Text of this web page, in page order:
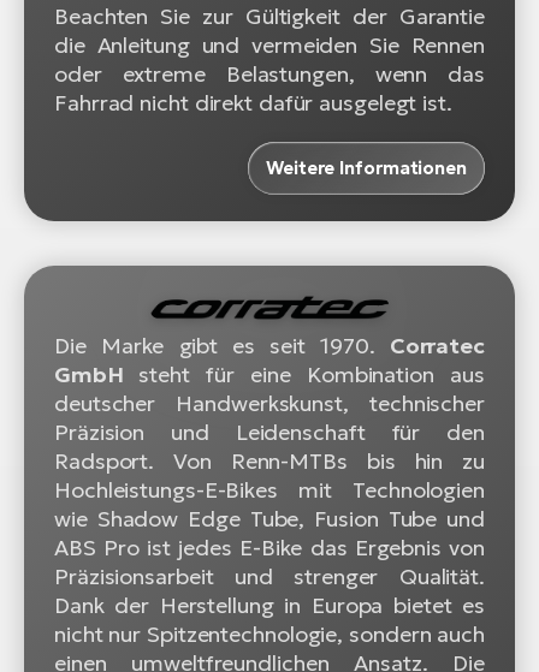
Beachten Sie zur Gültigkeit der Garantie
die Anleitung und vermeiden Sie Rennen
oder extreme Belastungen, wenn das
Fahrrad nicht direkt dafür ausgelegt ist.
Weitere Informationen
Die Marke gibt es seit 1970. Corratec
GmbH steht für eine Kombination aus
deutscher Handwerkskunst, technischer
Präzision und Leidenschaft für den
Radsport. Von Renn-MTBs bis hin zu
Hochleistungs-E-Bikes mit Technologien
wie Shadow Edge Tube, Fusion Tube und
ABS Pro ist jedes E-Bike das Ergebnis von
Präzisionsarbeit und strenger Qualität.
Dank der Herstellung in Europa bietet es
nicht nur Spitzentechnologie, sondern auch
einen umweltfreundlichen Ansatz. Die